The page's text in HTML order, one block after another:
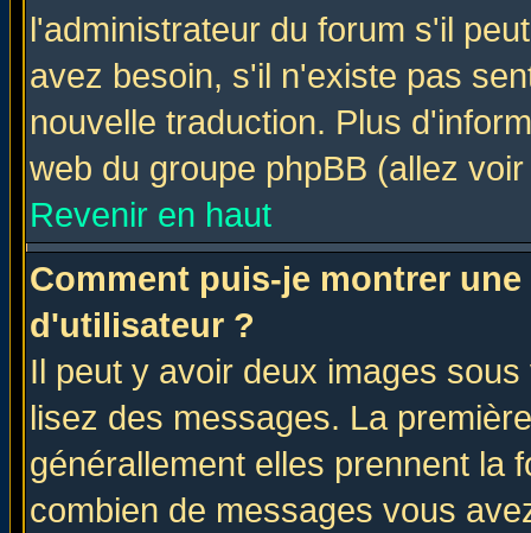
l'administrateur du forum s'il
avez besoin, s'il n'existe pas
nouvelle traduction. Plus
web du groupe phpBB (allez
Revenir en haut
Comment puis-je montrer
d'utilisateur ?
Il peut y avoir deux images
lisez des messages. La
générallement elles prennent la
combien de messages vous